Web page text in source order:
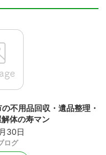
用品回収・遺品整理・
体の寿マン
30日
ログ